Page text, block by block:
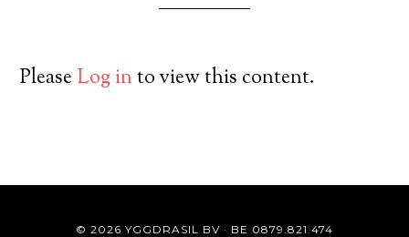
PleaseLog into view this content.
© 2026 YGGDRASIL BV · BE 0879.821.474